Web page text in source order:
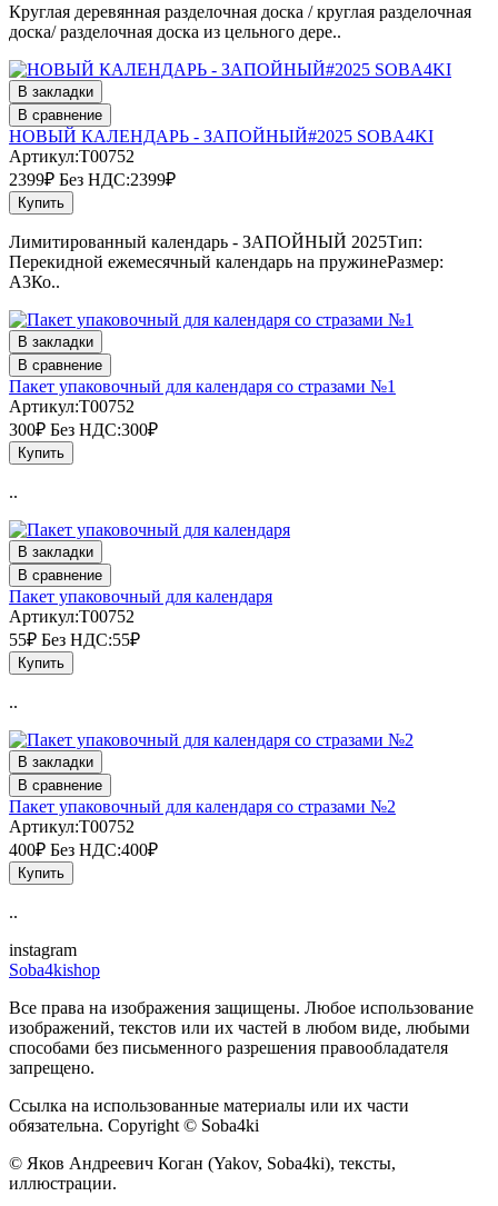
Круглая деревянная разделочная доска / круглая разделочная
доска/ разделочная доска из цельного дере..
В закладки
В сравнение
НОВЫЙ КАЛЕНДАРЬ - ЗАПОЙНЫЙ#2025 SOBA4KI
Артикул:T00752
2399₽ Без НДС:2399₽
Купить
Лимитированный календарь - ЗАПОЙНЫЙ 2025Тип:
Перекидной ежемесячный календарь на пружинеРазмер:
А3Ко..
В закладки
В сравнение
Пакет упаковочный для календаря со стразами №1
Артикул:T00752
300₽ Без НДС:300₽
Купить
..
В закладки
В сравнение
Пакет упаковочный для календаря
Артикул:T00752
55₽ Без НДС:55₽
Купить
..
В закладки
В сравнение
Пакет упаковочный для календаря со стразами №2
Артикул:T00752
400₽ Без НДС:400₽
Купить
..
instagram
Soba4kishop
Все права на изображения защищены. Любое использование
изображений, текстов или их частей в любом виде, любыми
способами без письменного разрешения правообладателя
запрещено.
Ссылка на использованные материалы или их части
обязательна. Copyright © Soba4ki
© Яков Андреевич Коган (Yakov, Soba4ki), тексты,
иллюстрации.